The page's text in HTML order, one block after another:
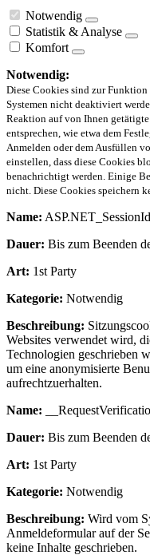
Notwendig
Statistik & Analyse
Komfort
Notwendig:
Diese Cookies sind zur
Systemen nicht deaktiviert
Reaktion auf von Ihnen
entsprechen, wie etwa dem
Anmelden oder dem Ausfüllen
einstellen, dass diese Cookies
benachrichtigt werden. Einige
nicht. Diese Cookies speichern
Name: ASP.NET_SessionId
Dauer: Bis zum Beenden
Art: 1st Party
Kategorie: Notwendig
Beschreibung:
Websites verwendet wird,
Technologien geschrieben
um eine anonymisierte
aufrechtzuerhalten.
Name:
Dauer: Bis zum Beenden
Art: 1st Party
Kategorie: Notwendig
Beschreibung: Wird vom
Anmeldeformular auf der
keine Inhalte geschrieben.